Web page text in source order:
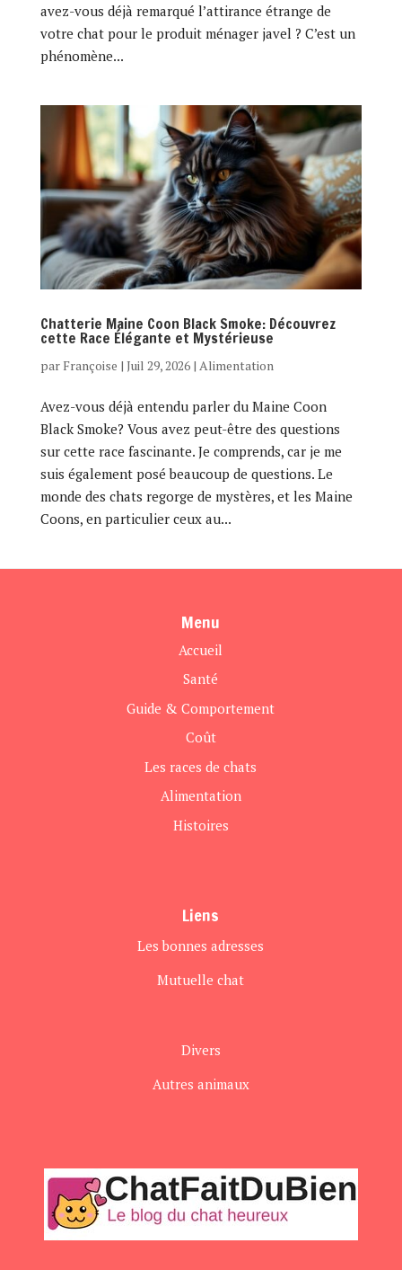
avez-vous déjà remarqué l’attirance étrange de
votre chat pour le produit ménager javel ? C’est un
phénomène...
Chatterie Maine Coon Black Smoke: Découvrez
cette Race Élégante et Mystérieuse
par Françoise | Juil 29, 2026| Alimentation
Avez-vous déjà entendu parler du Maine Coon
Black Smoke? Vous avez peut-être des questions
sur cette race fascinante. Je comprends, car je me
suis également posé beaucoup de questions. Le
monde des chats regorge de mystères, et les Maine
Coons, en particulier ceux au...
Menu
Accueil
Santé
Guide & Comportement
Coût
Les races de chats
Alimentation
Histoires
Liens
Les bonnes adresses
Mutuelle chat
Divers
Autres animaux